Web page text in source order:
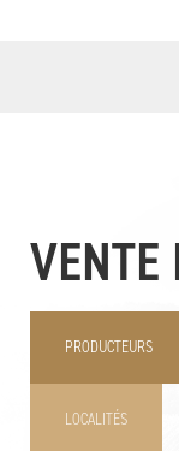
VENTE
PRODUCTEURS
LOCALITÉS